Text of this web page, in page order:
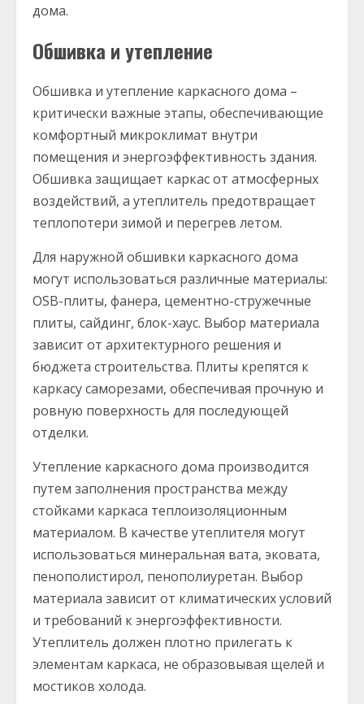
дома.
Обшивка и утепление
Обшивка и утепление каркасного дома –
критически важные этапы, обеспечивающие
комфортный микроклимат внутри
помещения и энергоэффективность здания.
Обшивка защищает каркас от атмосферных
воздействий, а утеплитель предотвращает
теплопотери зимой и перегрев летом.
Для наружной обшивки каркасного дома
могут использоваться различные материалы:
OSB-плиты, фанера, цементно-стружечные
плиты, сайдинг, блок-хаус. Выбор материала
зависит от архитектурного решения и
бюджета строительства. Плиты крепятся к
каркасу саморезами, обеспечивая прочную и
ровную поверхность для последующей
отделки.
Утепление каркасного дома производится
путем заполнения пространства между
стойками каркаса теплоизоляционным
материалом. В качестве утеплителя могут
использоваться минеральная вата, эковата,
пенополистирол, пенополиуретан. Выбор
материала зависит от климатических условий
и требований к энергоэффективности.
Утеплитель должен плотно прилегать к
элементам каркаса, не образовывая щелей и
мостиков холода.